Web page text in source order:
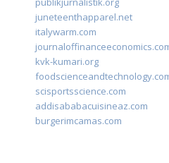
juneteenthapparel.net
italywarm.com
kvk-kumari.org
scisportsscience.com
addisababacuisineaz.com
burgerimcamas.com